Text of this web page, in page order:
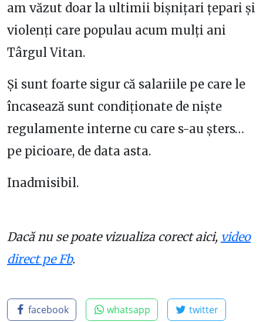
am văzut doar la ultimii bișnițari țepari și
violenți care populau acum mulți ani
Târgul Vitan.
Și sunt foarte sigur că salariile pe care le
încasează sunt condiționate de niște
regulamente interne cu care s-au șters…
pe picioare, de data asta.
Inadmisibil.
Dacă nu se poate vizualiza corect aici, video
direct pe Fb.
facebook whatsapp twitter